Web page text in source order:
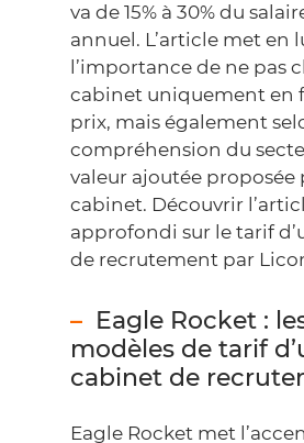
va de 15% à 30% du
annuel. L’article met en
l’importance de ne pas
cabinet uniquement en
prix, mais également
compréhension du
valeur ajoutée proposée
cabinet. Découvrir
approfondi sur le tarif
de recrutement par
Eagle Rocket :
modèles de tarif
cabinet de
Eagle Rocket met